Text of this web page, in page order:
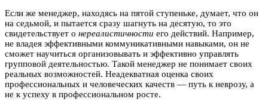
Если же менеджер, находясь на пятой ступеньке, думает, что он
на седьмой, и пытается сразу шагнуть на десятую, то это
свидетельствует о нереалистичности его действий. Например,
не владея эффективными коммуникативными навыками, он не
сможет научиться организовывать и эффективно управлять
групповой деятельностью. Такой менеджер не понимает своих
реальных возможностей. Неадекватная оценка своих
профессиональных и человеческих качеств — путь к неврозу, а
не к успеху в профессиональном росте.